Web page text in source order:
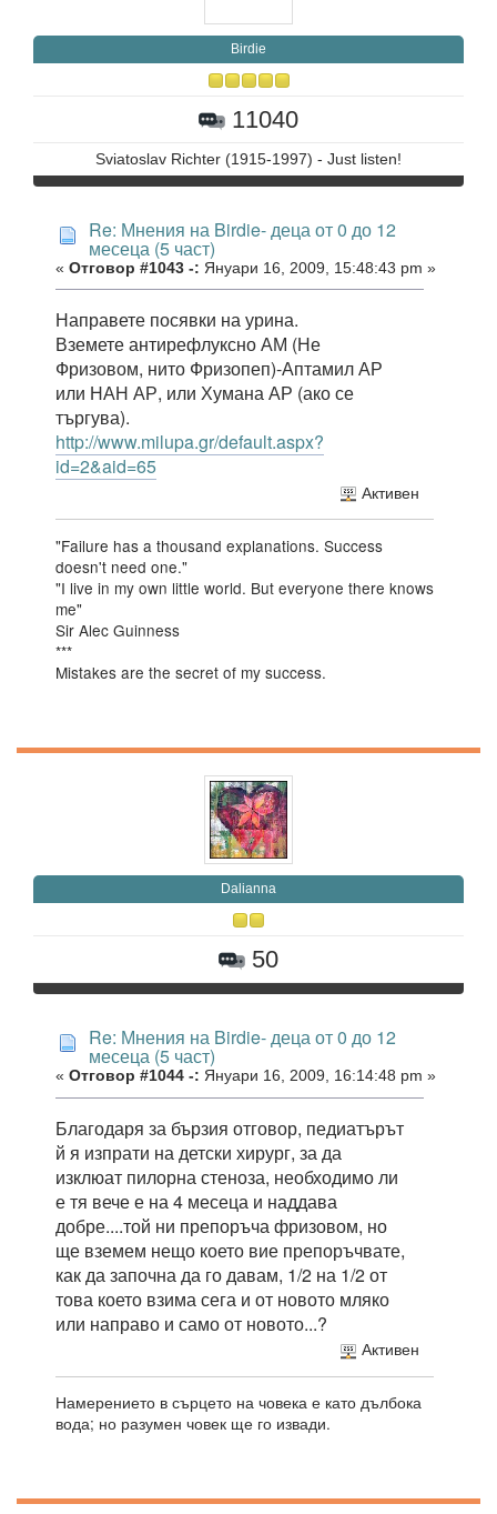
Birdie
11040
Sviatoslav Richter (1915-1997) - Just listen!
Re: Мнения на Birdie- деца от 0 до 12
месеца (5 част)
« Отговор #1043 -: Януари 16, 2009, 15:48:43 pm »
Направете посявки на урина.
Вземете антирефлуксно АМ (Не
Фризовом, нито Фризопеп)-Аптамил АР
или НАН АР, или Хумана АР (ако се
търгува).
http://www.milupa.gr/default.aspx?
id=2&aid=65
Активен
"Failure has a thousand explanations. Success
doesn't need one."
"I live in my own little world. But everyone there knows
me"
Sir Alec Guinness
***
Mistakes are the secret of my success.
Daliаnna
50
Re: Мнения на Birdie- деца от 0 до 12
месеца (5 част)
« Отговор #1044 -: Януари 16, 2009, 16:14:48 pm »
Благодаря за бързия отговор, педиатърът
й я изпрати на детски хирург, за да
изклюат пилорна стеноза, необходимо ли
е тя вече е на 4 месеца и наддава
добре....той ни препоръча фризовом, но
ще вземем нещо което вие препоръчвате,
как да започна да го давам, 1/2 на 1/2 от
това което взима сега и от новото мляко
или направо и само от новото...?
Активен
Намерението в сърцето на човека е като дълбока
вода; но разумен човек ще го извади.